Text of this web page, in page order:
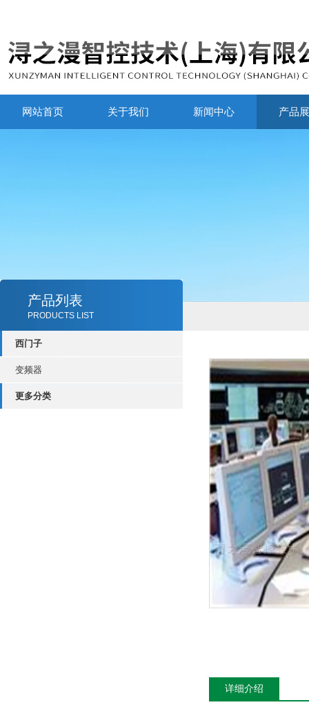
网站首页 关于我们 新闻中心 产品
产品列表
PRODUCTS LIST
西门子
变频器
更多分类
详细介绍